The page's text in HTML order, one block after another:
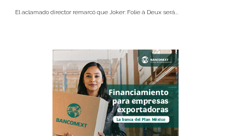
El aclamado director remarcó que Joker: Folie à Deux será...